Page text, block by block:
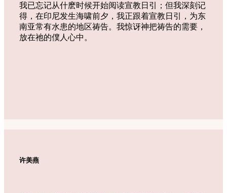
我已忘记从什麽时候开始阅读宣教日引；但我深刻记
得，在印尼发生海啸前夕，我正跟着宣教日引，为东
南亚常有水患的地区祷告。我惊讶神把祷告的需要，
放在祂的僕人心中。
许美燕